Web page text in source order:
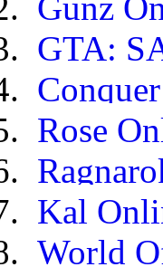
GTA:
Rose
Kal
World